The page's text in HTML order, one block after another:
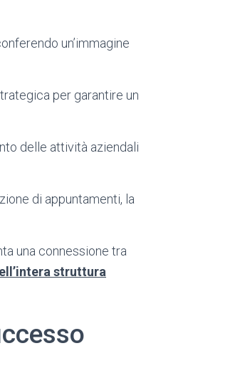
un’immagine
per garantire un
delle attività aziendali
di appuntamenti, la
una connessione tra
struttura